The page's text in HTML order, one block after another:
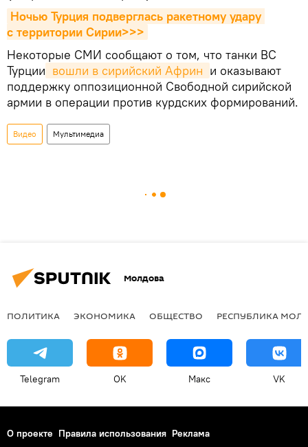
Ночью Турция подверглась ракетному удару
с территории Сирии>>>
Некоторые СМИ сообщают о том, что танки ВС
Турции вошли в сирийский Африн и оказывают
поддержку оппозиционной Свободной сирийской
армии в операции против курдских формирований.
Видео Мультимедиа
Молдова
ПОЛИТИКА ЭКОНОМИКА ОБЩЕСТВО РЕСПУБЛИКА
Telegram OK Макс VK
О проекте Правила использования Реклама